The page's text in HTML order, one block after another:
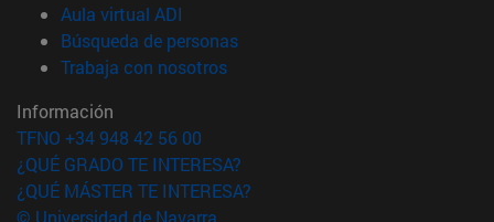
Aula virtual ADI
Búsqueda de personas(abre en nueva ventana)
Trabaja con nosotros(abre en nueva ventana)
Información
TFNO +34 948 42 56 00
¿QUÉ GRADO TE INTERESA?
¿QUÉ MÁSTER TE INTERESA?
© Universidad de Navarra